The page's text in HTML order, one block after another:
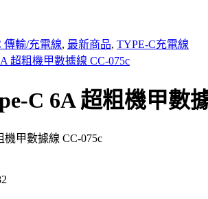
傳輸/充電線, 最新商品, TYPE-C充電線
超粗機甲數據線 CC-075c
C 6A 超粗機甲數
機甲數據線 CC-075c